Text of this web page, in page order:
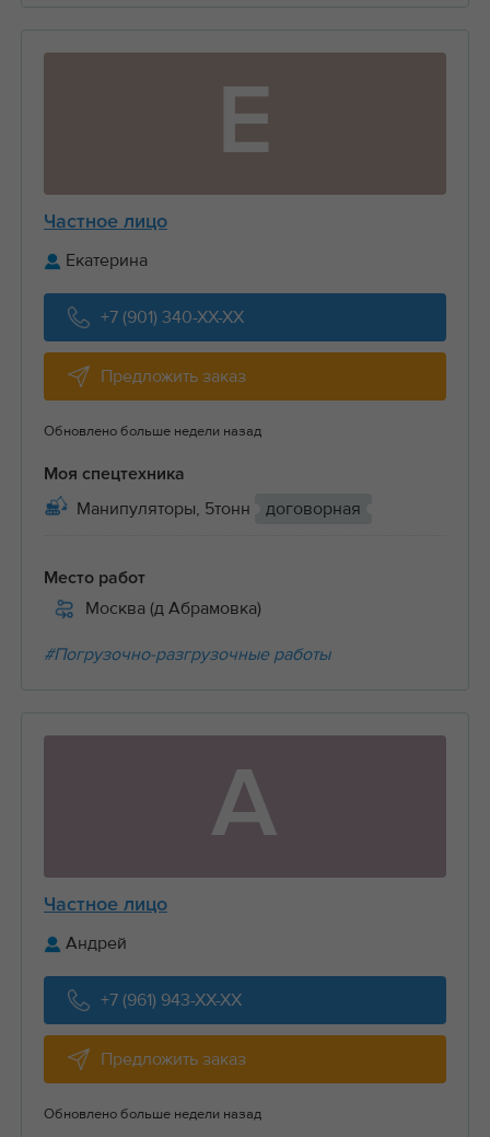
Е
Частное лицо
Екатерина
+7 (901) 340-XX-XX
Предложить заказ
Обновлено больше недели назад
Моя спецтехника
Манипуляторы, 5тонн договорная
Место работ
Москва (д Абрамовка)
#Погрузочно-разгрузочные работы
А
Частное лицо
Андрей
+7 (961) 943-XX-XX
Предложить заказ
Обновлено больше недели назад